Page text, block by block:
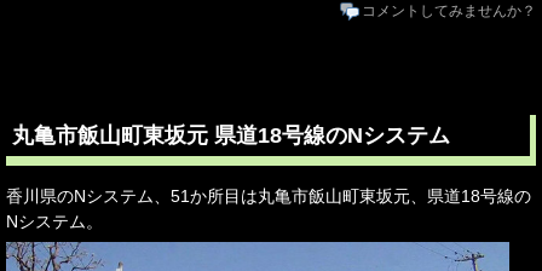
コメントしてみませんか？
丸亀市飯山町東坂元 県道18号線のNシステム
香川県のNシステム、51か所目は丸亀市飯山町東坂元、県道18号線の
Nシステム。